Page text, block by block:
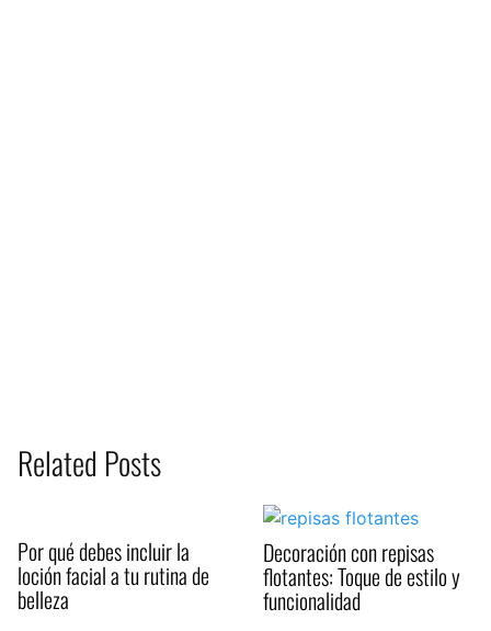
Related Posts
Por qué debes incluir la
loción facial a tu rutina de
belleza
Decoración con repisas
flotantes: Toque de estilo y
funcionalidad